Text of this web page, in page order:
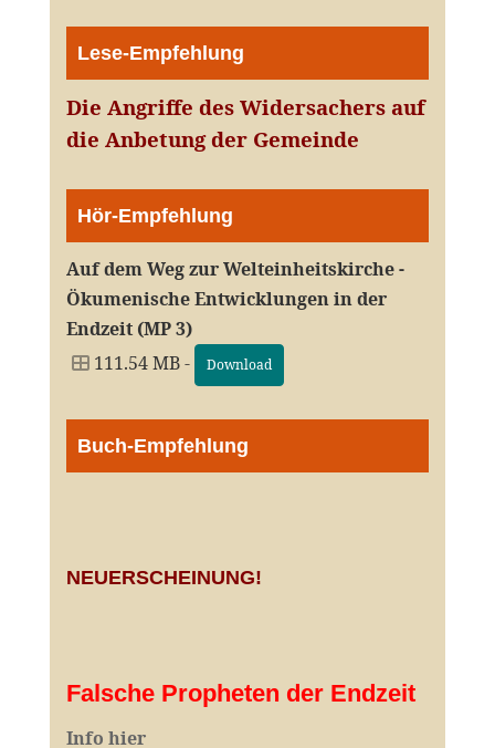
Lese-Empfehlung
Die Angriffe des Widersachers auf
die Anbetung der Gemeinde
Hör-Empfehlung
Auf dem Weg zur Welteinheitskirche -
Ökumenische Entwicklungen in der
Endzeit (MP 3)
111.54 MB -
Download
Buch-Empfehlung
NEUERSCHEINUNG!
Falsche Propheten der Endzeit
Info hier